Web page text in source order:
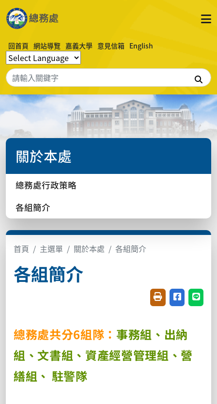
回首頁 網站導覽 嘉義大學 意見信箱 English
搜尋
關於本處
總務處行政策略
各組簡介
首頁 主選單 關於本處 各組簡介
各組簡介
友善列印(開新視
分享至臉書
分享
總務處共分6組隊：事務組、出納
組、文書組、資產經營管理組、營
繕組、 駐警隊